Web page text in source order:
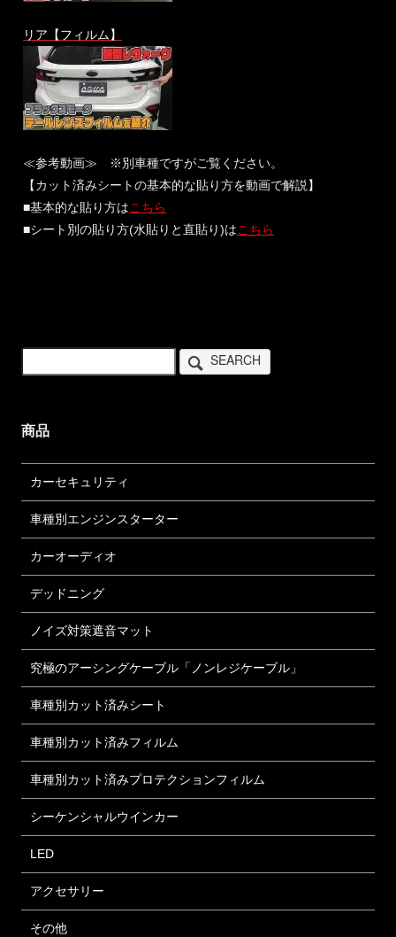
リア【フィルム】
≪参考動画≫ ※別車種ですがご覧ください。
【カット済みシートの基本的な貼り方を動画で解説】
■基本的な貼り方はこちら
■シート別の貼り方(水貼りと直貼り)はこちら
SEARCH
商品
カーセキュリティ
車種別エンジンスターター
カーオーディオ
デッドニング
ノイズ対策遮音マット
究極のアーシングケーブル「ノンレジケーブル」
車種別カット済みシート
車種別カット済みフィルム
車種別カット済みプロテクションフィルム
シーケンシャルウインカー
LED
アクセサリー
その他